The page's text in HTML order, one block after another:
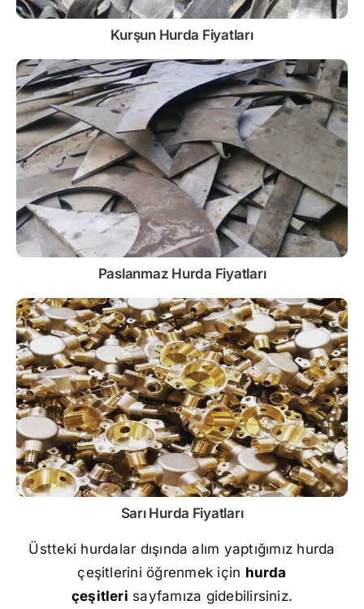
Kurşun Hurda Fiyatları
Paslanmaz Hurda Fiyatları
Sarı Hurda Fiyatları
Üstteki hurdalar dışında alım yaptığımız hurda
çeşitlerini öğrenmek için hurda
çeşitleri sayfamıza gidebilirsiniz.